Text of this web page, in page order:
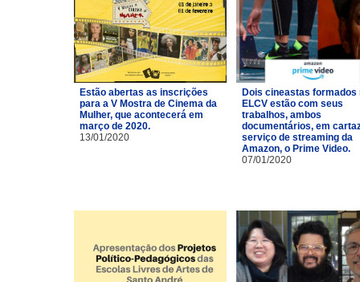
Estão abertas as inscrições
para a V Mostra de Cinema da
Mulher, que acontecerá em
março de 2020.
13/01/2020
Dois cineastas formados
ELCV estão com seus
trabalhos, ambos
documentários, em
serviço de streaming da
Amazon, o Prime Video.
07/01/2020